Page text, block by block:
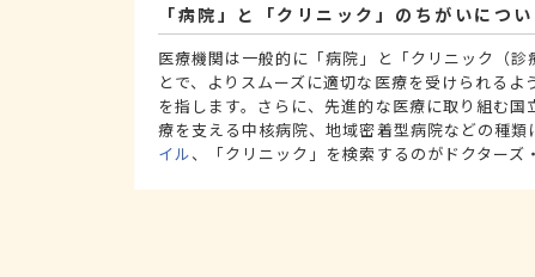
「病院」と「クリニック」のちがいについ
医療機関は一般的に「病院」と「クリニック（
とで、よりスムーズに適切な医療を受けられる
を指します。さらに、先進的な医療に取り組む
療を支える中核病院、地域密着型病院などの種類
イル、「クリニック」を検索するのがドクターズ